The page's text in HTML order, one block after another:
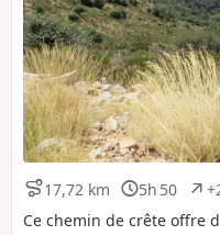
17,72 km
D
i
5h 50
D
u
D
é
Ce chemin de crête offre